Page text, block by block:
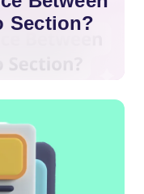
Section?